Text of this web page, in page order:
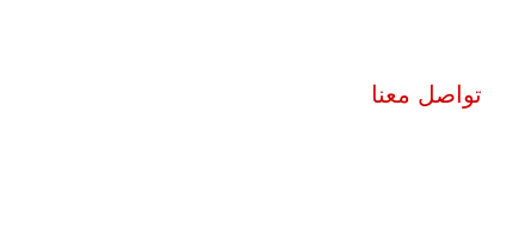
تواصل معنا